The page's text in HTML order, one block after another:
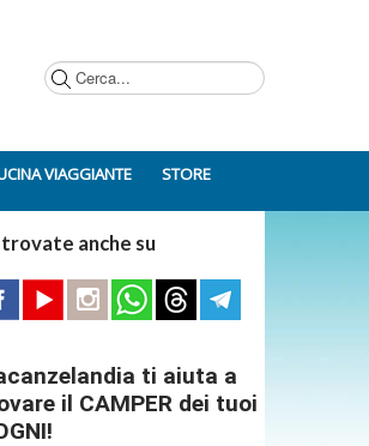
VIAGGIANTE STORE
trovate anche su
ti aiuta a
il CAMPER dei tuoi